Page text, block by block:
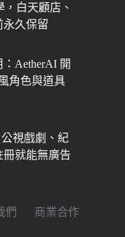
，白天顧店、
永久保留
AetherAI 開
角色與道具
視戲劇、紀
就能無廣告
們
商業合作